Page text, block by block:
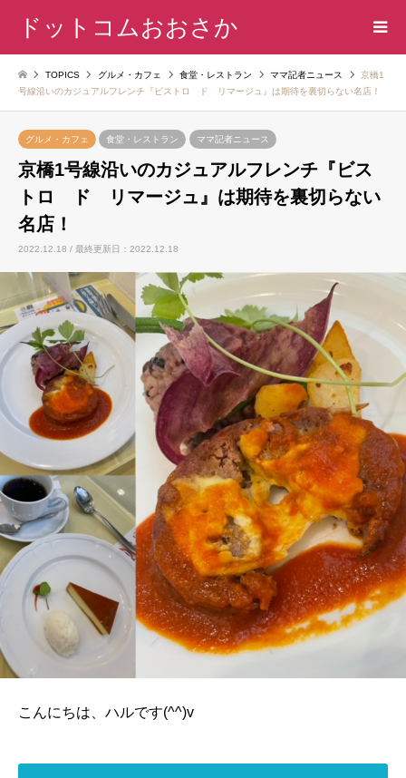
ドットコムおおさか
TOPICS グルメ・カフェ 食堂・レストラン ママ記者ニュース
京橋1
号線沿いのカジュアルフレンチ『ビストロ ド リマージュ』は期待を裏切らない名店！
グルメ・カフェ 食堂・レストラン ママ記者ニュース
京橋1号線沿いのカジュアルフレンチ『ビス
トロ ド リマージュ』は期待を裏切らない
名店！
2022.12.18 / 最終更新日：2022.12.18
こんにちは、ハルです(^^)v